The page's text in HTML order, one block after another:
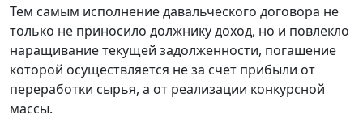
Тем самым исполнение давальческого договора не
только не приносило должнику доход, но и повлекло
наращивание текущей задолженности, погашение
которой осуществляется не за счет прибыли от
переработки сырья, а от реализации конкурсной
массы.